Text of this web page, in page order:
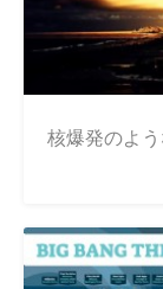
核爆発のよ